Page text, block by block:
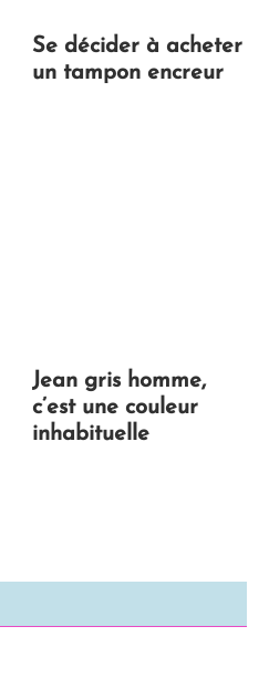
Se décider à acheter
un tampon encreur
Jean gris homme,
c’est une couleur
inhabituelle